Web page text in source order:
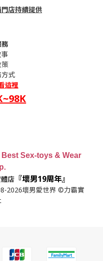
店持續提供
式
這裡
Sex-toys & Wear
店 『壞男19周年』
2026壞男愛世界 ©力霸實